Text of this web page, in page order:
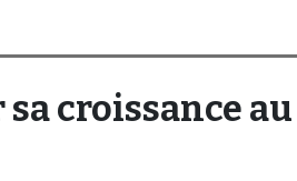
croissance au